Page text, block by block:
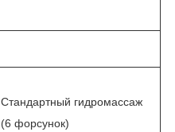
Стандартный гидромассаж
(6 форсунок)